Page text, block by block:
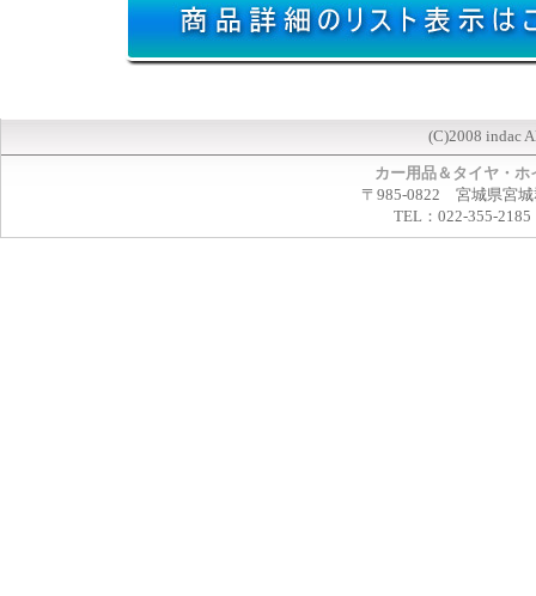
(C)2008 indac
カー用品＆タイヤ・
〒985-0822 宮城県宮城
TEL：022-355-